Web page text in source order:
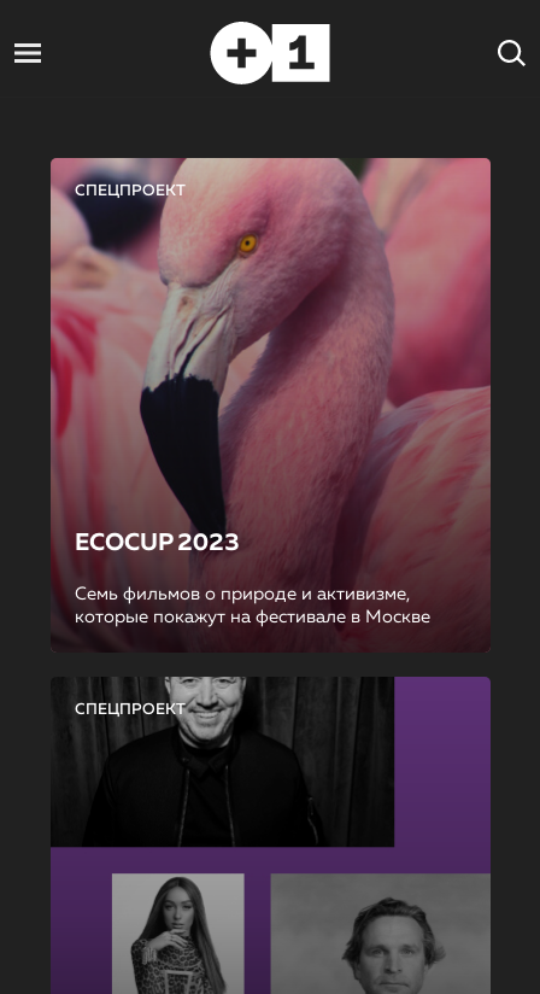
СПЕЦПРОЕКТ
ECOCUP 2023
Семь фильмов о природе и активизме,
которые покажут на фестивале в Москве
СПЕЦПРОЕКТ